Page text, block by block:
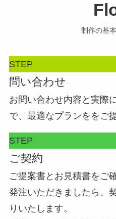
制作の基
STEP
問い合わせ
お問い合わせ内容と実際
で、最適なプランををご
STEP
ご契約
ご提案書とお見積書をご
発注いただきましたら、
りいたします。